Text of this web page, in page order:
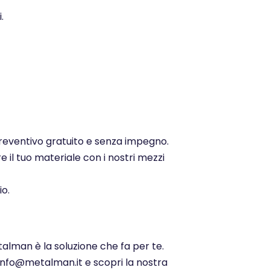
gratuito e senza impegno.
il tuo materiale con i nostri mezzi
è la soluzione che fa per te.
e scopri la nostra